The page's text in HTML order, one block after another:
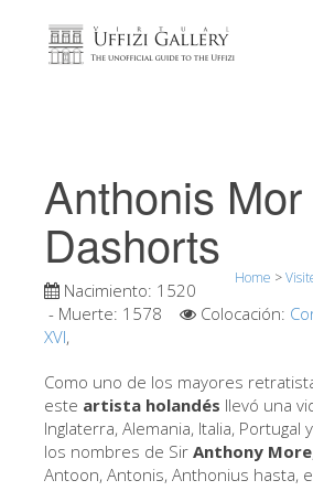
Home
Eventos y
Los comentarios de
Contáctenos
Visite los Uffizi
Visita virtual
Las obras
Las salas
Anthonis
Dashorts
Home >
Nacimiento: 1520
- Muerte: 1578 Colocación:
XVI,
Como uno de los mayores
este artista holandés llevó una
Inglaterra, Alemania, Italia, Portugal
los nombres de Sir Anthony More
Antoon, Antonis, Anthonius hasta,